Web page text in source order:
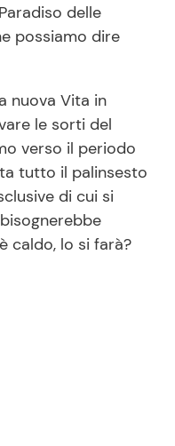
delle
possiamo dire
nuova Vita in
le sorti del
verso il periodo
tutto il palinsesto
di cui si
caldo, lo si farà?